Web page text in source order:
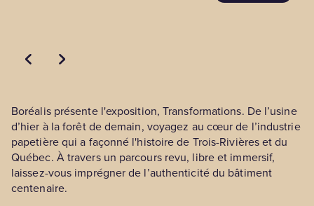
Boréalis présente l'exposition, Transformations. De l’usine
d’hier à la forêt de demain, voyagez au cœur de l’industrie
papetière qui a façonné l'histoire de Trois-Rivières et du
Québec. À travers un parcours revu, libre et immersif,
laissez-vous imprégner de l’authenticité du bâtiment
centenaire.